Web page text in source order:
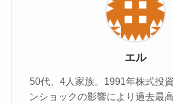
エル
50代、4人家族。1991年株式投
ンショックの影響により過去最